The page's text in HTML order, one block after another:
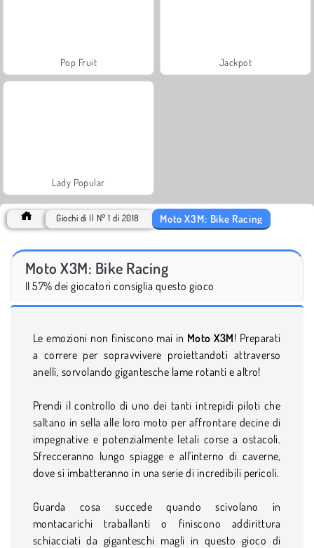
Pop Fruit Jackpot
Lady Popular
Giochi di Il N° 1 di 2018 Moto X3M: Bike Racing
Moto X3M: Bike Racing
Il 57% dei giocatori consiglia questo gioco
Le emozioni non finiscono mai in Moto X3M! Preparati
a correre per sopravvivere proiettandoti attraverso
anelli, sorvolando gigantesche lame rotanti e altro!
Prendi il controllo di uno dei tanti intrepidi piloti che
saltano in sella alle loro moto per affrontare decine di
impegnative e potenzialmente letali corse a ostacoli.
Sfrecceranno lungo spiagge e all'interno di caverne,
dove si imbatteranno in una serie di incredibili pericoli.
Guarda cosa succede quando scivolano in
montacarichi traballanti o finiscono addirittura
schiacciati da giganteschi magli in questo gioco di